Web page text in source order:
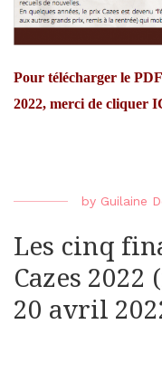
Pour télécharger le
2022, merci de cliquer
by Guilaine
Les cinq
Cazes
20 avril